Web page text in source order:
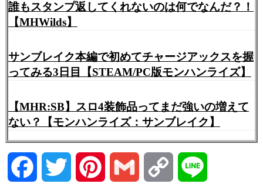
誰もスタンプ返してくれないのは何でなんだ？！
【MHWilds】
サンブレイク本編で初めてチャージアックスを握
ってみる3日目【STEAM/PC版モンハンライズ】
【MHR:SB】スロ4装飾品ってまだ強いの増えて
ない？【モンハンライズ：サンブレイク】
Facebook Twitter Pinterest Gmail Copy